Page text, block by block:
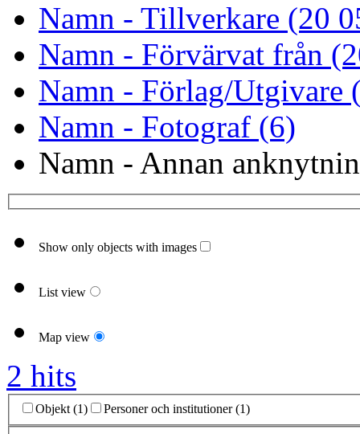
Namn - Tillverkare (20
Namn - Förvärvat från
Namn - Förlag/Utgivare
Namn - Fotograf (6)
Namn - Annan
Show only objects with images
List view
Map view
2 hits
Objekt (1) Personer och institutioner (1)